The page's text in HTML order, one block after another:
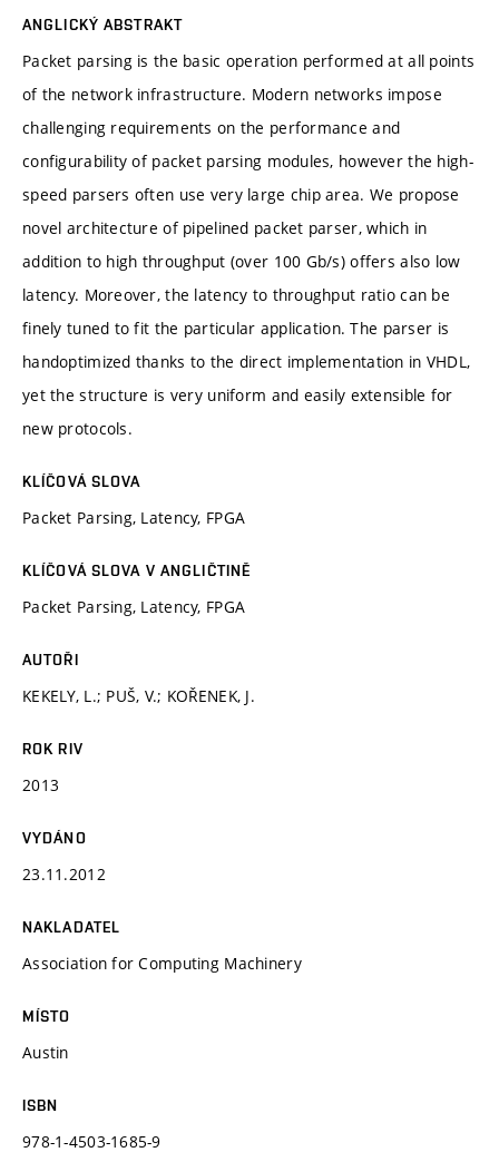
ANGLICKÝ ABSTRAKT
Packet parsing is the basic operation performed at all points
of the network infrastructure. Modern networks impose
challenging requirements on the performance and
configurability of packet parsing modules, however the high-
speed parsers often use very large chip area. We propose
novel architecture of pipelined packet parser, which in
addition to high throughput (over 100 Gb/s) offers also low
latency. Moreover, the latency to throughput ratio can be
finely tuned to fit the particular application. The parser is
handoptimized thanks to the direct implementation in VHDL,
yet the structure is very uniform and easily extensible for
new protocols.
KLÍČOVÁ SLOVA
Packet Parsing, Latency, FPGA
KLÍČOVÁ SLOVA V ANGLIČTINĚ
Packet Parsing, Latency, FPGA
AUTOŘI
KEKELY, L.; PUŠ, V.; KOŘENEK, J.
ROK RIV
2013
VYDÁNO
23.11.2012
NAKLADATEL
Association for Computing Machinery
MÍSTO
Austin
ISBN
978-1-4503-1685-9